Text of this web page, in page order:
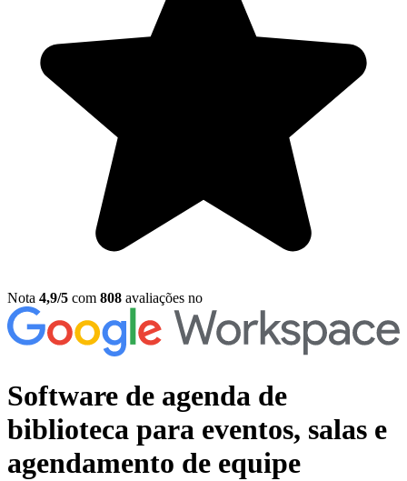
Nota 4,9/5 com 808 avaliações no
Software de agenda de
biblioteca para eventos, salas e
agendamento de equipe